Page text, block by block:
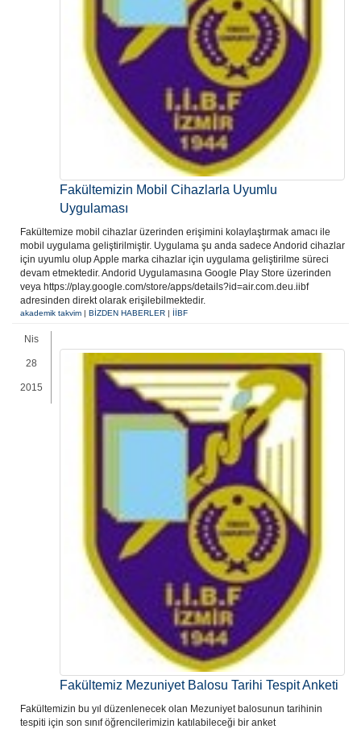
Fakültemizin Mobil Cihazlarla Uyumlu
Uygulaması
Fakültemize mobil cihazlar üzerinden erişimini kolaylaştırmak amacı ile
mobil uygulama geliştirilmiştir. Uygulama şu anda sadece Andorid cihazlar
için uyumlu olup Apple marka cihazlar için uygulama geliştirilme süreci
devam etmektedir. Andorid Uygulamasına Google Play Store üzerinden
veya https://play.google.com/store/apps/details?id=air.com.deu.iibf
adresinden direkt olarak erişilebilmektedir.
akademik takvim | BİZDEN HABERLER | İİBF
Nis
28
2015
Fakültemiz Mezuniyet Balosu Tarihi Tespit Anketi
Fakültemizin bu yıl düzenlenecek olan Mezuniyet balosunun tarihinin
tespiti için son sınıf öğrencilerimizin katılabileceği bir anket